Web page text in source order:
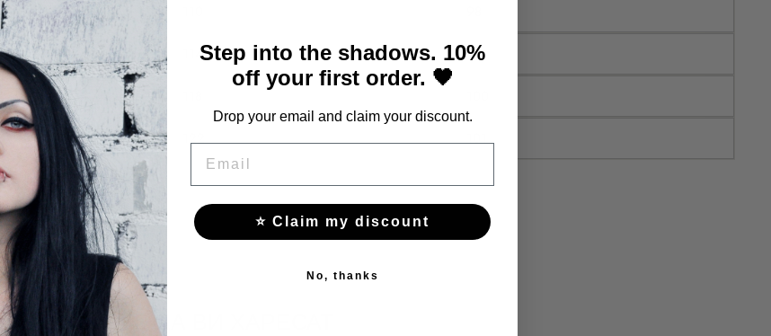
114 99
122 101
СЪЩО МОЖЕ ДА ВИ ХАРЕСАТ
Step into the shadows. 10%
off your first order. 🖤
Drop your email and claim your discount.
⭐ Claim my discount
No, thanks